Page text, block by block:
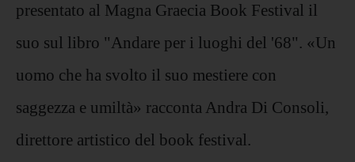
presentato al Magna Graecia Book Festival il
suo sul libro "Andare per i luoghi del '68". «Un
uomo che ha svolto il suo mestiere con
saggezza e umiltà» racconta Andra Di Consoli,
direttore artistico del book festival.